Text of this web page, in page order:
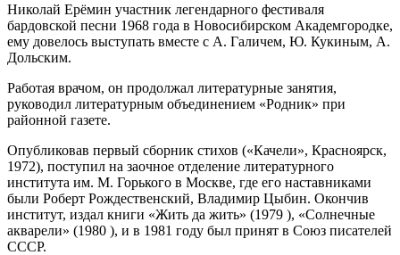
Николай Ерёмин участник легендарного фестиваля
бардовской песни 1968 года в Новосибирском Академгородке,
ему довелось выступать вместе с А. Галичем, Ю. Кукиным, А.
Дольским.
Работая врачом, он продолжал литературные занятия,
руководил литературным объединением «Родник» при
районной газете.
Опубликовав первый сборник стихов («Качели», Красноярск,
1972), поступил на заочное отделение литературного
института им. М. Горького в Москве, где его наставниками
были Роберт Рождественский, Владимир Цыбин. Окончив
институт, издал книги «Жить да жить» (1979 ), «Солнечные
акварели» (1980 ), и в 1981 году был принят в Союз писателей
СССР.